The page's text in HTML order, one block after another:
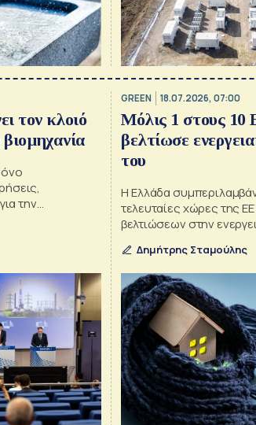
τον κλοιό
την
ετησίως από
GREEN 18.07.2026, 07:00
Μόλις 1 στους 10
βελτίωσε
του
Η Ελλάδα
τελευταίες χώρες της
βελτιώσεων στην
μόλις 9,5% να αναφέρει
Δημήτρης Σταμούλης